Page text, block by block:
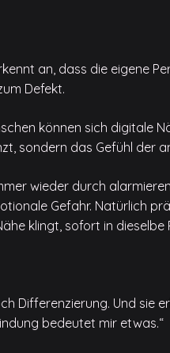
an, dass die eigene
Defekt.
können sich digitale
sondern das Gefühl der
wieder durch
Gefahr. Natürlich
klingt, sofort in dieselbe
Differenzierung. Und sie
bedeutet mir etwas.“